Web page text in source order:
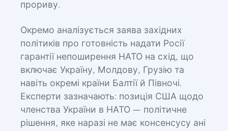
прориву.
Окремо аналізується заява західних
політиків про готовність надати Росії
гарантії непоширення НАТО на схід, що
включає Україну, Молдову, Грузію та
навіть окремі країни Балтії й Півночі.
Експерти зазначають: позиція США щодо
членства України в НАТО — політичне
рішення, яке наразі не має консенсусу ані